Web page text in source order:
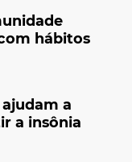
hábitos
a
a insônia